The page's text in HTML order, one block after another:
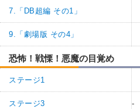
7.「DB超編 その1」
9.「劇場版 その4」
恐怖！戦慄！悪魔の目覚め
ステージ1
ステージ3 -